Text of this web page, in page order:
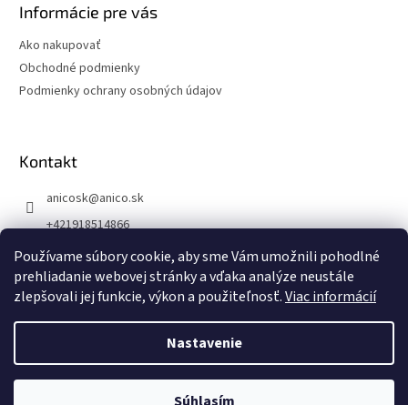
Používame súbory cookie, aby sme Vám umožnili pohodlné
prehliadanie webovej stránky a vďaka analýze neustále
zlepšovali jej funkcie, výkon a použiteľnosť.Viac informácií
Nastavenie
6.8.2026 DOVOLENKA
Kancelária zatvorená.
Objednávky prijímame cez eshop alebo
Informácie pre vás
Ako nakupovať
Obchodné podmienky
Podmienky ochrany osobných údajov
Kontakt
anicosk@anico.sk
+421918514866
ANICO Slovakia
anico_slovakia
Vytvoril Shoptet
ANICO Slovakia. Všetky práva vyhradené.